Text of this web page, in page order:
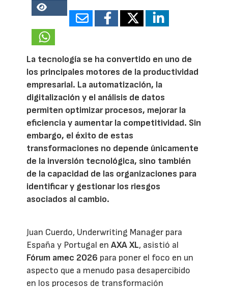
17898
La tecnología se ha convertido en uno de
los principales motores de la productividad
empresarial. La automatización, la
digitalización y el análisis de datos
permiten optimizar procesos, mejorar la
eficiencia y aumentar la competitividad. Sin
embargo, el éxito de estas
transformaciones no depende únicamente
de la inversión tecnológica, sino también
de la capacidad de las organizaciones para
identificar y gestionar los riesgos
asociados al cambio.
Juan Cuerdo, Underwriting Manager para
España y Portugal enAXA XL, asistió al
Fórum amec 2026 para poner el foco en un
aspecto que a menudo pasa desapercibido
en los procesos de transformación